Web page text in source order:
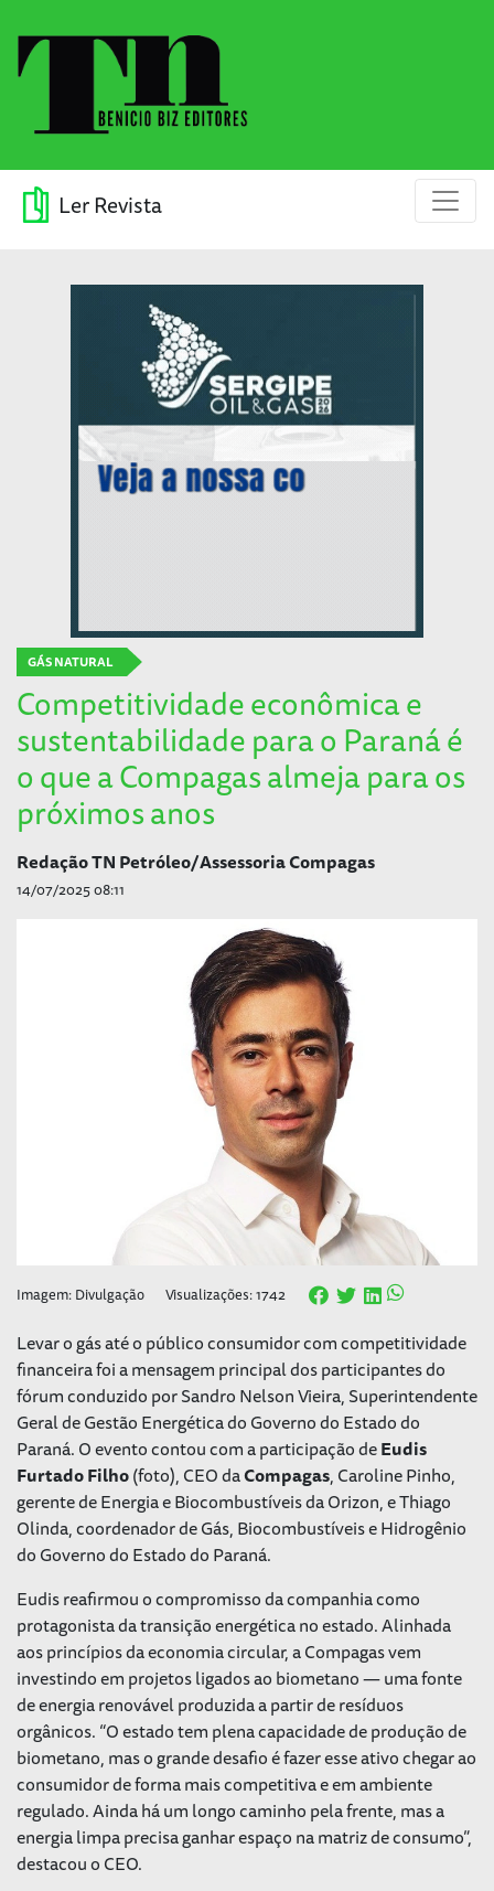
Ler Revista
GÁS NATURAL
Competitividade econômica e
sustentabilidade para o Paraná é
o que a Compagas almeja para os
próximos anos
Redação TN Petróleo/Assessoria Compagas
14/07/2025 08:11
Imagem: Divulgação Visualizações: 1742
Levar o gás até o público consumidor com competitividade
financeira foi a mensagem principal dos participantes do
fórum conduzido por Sandro Nelson Vieira, Superintendente
Geral de Gestão Energética do Governo do Estado do
Paraná. O evento contou com a participação deEudis
Furtado Filho(foto), CEO daCompagas, Caroline Pinho,
gerente de Energia e Biocombustíveis da Orizon, e Thiago
Olinda, coordenador de Gás, Biocombustíveis e Hidrogênio
do Governo do Estado do Paraná.
Eudis reafirmou o compromisso da companhia como
protagonista da transição energética no estado. Alinhada
aos princípios da economia circular, a Compagas vem
investindo em projetos ligados ao biometano — uma fonte
de energia renovável produzida a partir de resíduos
orgânicos. “O estado tem plena capacidade de produção de
biometano, mas o grande desafio é fazer esse ativo chegar ao
consumidor de forma mais competitiva e em ambiente
regulado. Ainda há um longo caminho pela frente, mas a
energia limpa precisa ganhar espaço na matriz de consumo”,
destacou o CEO.